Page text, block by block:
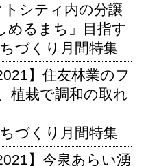
シティ内の分譲
めるまち」目指す
づくり月間特集
】住友林業のフ
植栽で調和の取れ
づくり月間特集
】今泉あらい湧